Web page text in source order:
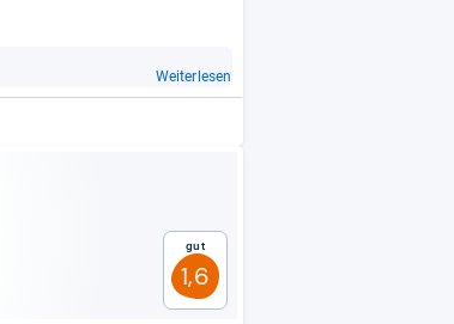
Weiterlesen
Gut
1,6